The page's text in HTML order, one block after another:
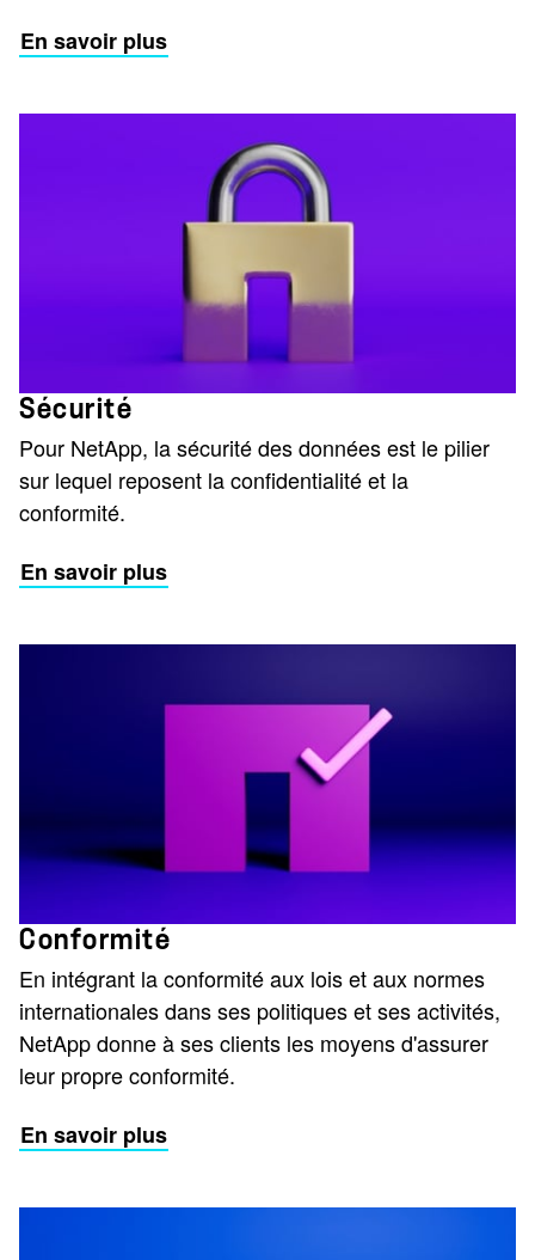
En savoir plus
Sécurité
Pour NetApp, la sécurité des données est le pilier
sur lequel reposent la confidentialité et la
conformité.
En savoir plus
Conformité
En intégrant la conformité aux lois et aux normes
internationales dans ses politiques et ses activités,
NetApp donne à ses clients les moyens d'assurer
leur propre conformité.
En savoir plus